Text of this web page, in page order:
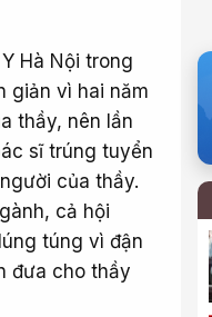
Hà Nội trong
giản vì hai năm
thầy, nên lần
sĩ trúng tuyển
của thầy.
cả hội
túng vì đận
đưa cho thầy